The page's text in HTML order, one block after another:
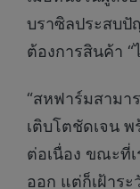
บราซิลประสบปั
ต้องการสินค้า
“สหฟาร์มสามา
เติบโตชัดเจน
ต่อเนื่อง ขณะที่
ออก แต่ก็เฝ้าร